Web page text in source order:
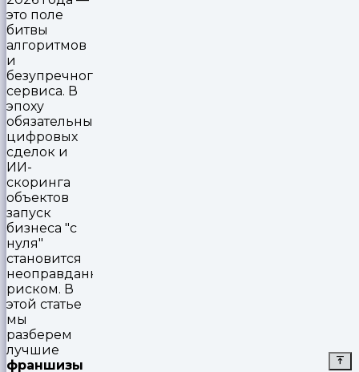
это поле
битвы
алгоритмов
и
безупречного
сервиса. В
эпоху
обязательных
цифровых
сделок и
ИИ-
скоринга
объектов
запуск
бизнеса "с
нуля"
становится
неоправданным
риском. В
этой статье
мы
разберем
лучшие
франшизы